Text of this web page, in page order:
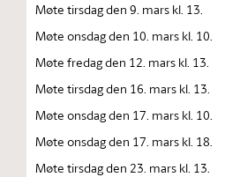
Møte tirsdag den 9. mars kl. 13.
Møte onsdag den 10. mars kl. 10.
Møte fredag den 12. mars kl. 13.
Møte tirsdag den 16. mars kl. 13.
Møte onsdag den 17. mars kl. 10.
Møte onsdag den 17. mars kl. 18.
Møte tirsdag den 23. mars kl. 13.